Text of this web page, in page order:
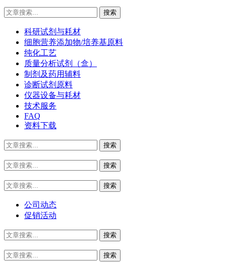
科研试剂与耗材
细胞营养添加物/培养基原料
纯化工艺
质量分析试剂（盒）
制剂及药用辅料
诊断试剂原料
仪器设备与耗材
技术服务
FAQ
资料下载
公司动态
促销活动